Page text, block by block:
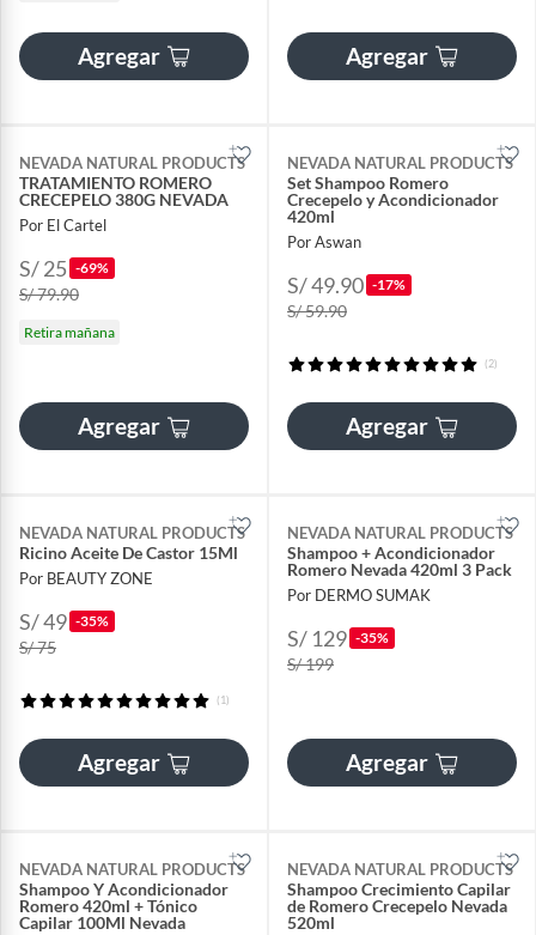
Agregar Agregar
NEVADA NATURAL PRODUCTS
TRATAMIENTO ROMERO
CRECEPELO 380G NEVADA
Por El Cartel
S/ 25 -69%
S/ 79.90
Retira mañana
Agregar
NEVADA NATURAL PRODUCTS
Set Shampoo Romero
Crecepelo y Acondicionador
420ml
Por Aswan
S/ 49.90 -17%
S/ 59.90
(2)
Agregar
NEVADA NATURAL PRODUCTS
Ricino Aceite De Castor 15Ml
Por BEAUTY ZONE
S/ 49 -35%
S/ 75
(1)
Agregar
NEVADA NATURAL PRODUCTS
Shampoo + Acondicionador
Romero Nevada 420ml 3 Pack
Por DERMO SUMAK
S/ 129 -35%
S/ 199
Agregar
NEVADA NATURAL PRODUCTS
Shampoo Y Acondicionador
Romero 420ml + Tónico
Capilar 100Ml Nevada
NEVADA NATURAL PRODUCTS
Shampoo Crecimiento Capilar
de Romero Crecepelo Nevada
520ml